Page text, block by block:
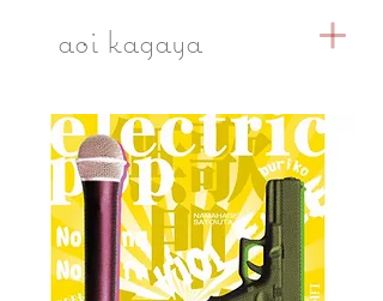
​aoi kagaya